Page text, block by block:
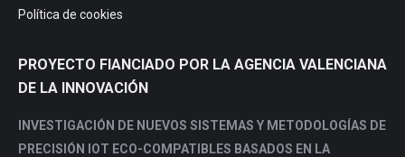
Política de cookies
PROYECTO FIANCIADO POR LA AGENCIA VALENCIANA
DE LA INNOVACIÓN
INVESTIGACIÓN DE NUEVOS SISTEMAS Y METODOLOGÍAS DE
PRECISIÓN IOT ECO-COMPATIBLES BASADOS EN LA